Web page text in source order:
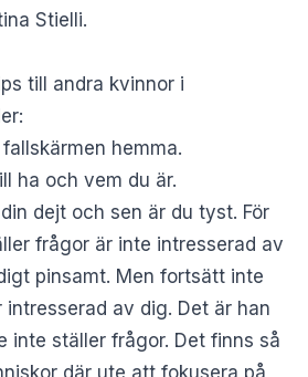
Stielli.
till andra kvinnor i
hemma.
ha och vem du är.
dejt och sen är du tyst. För
frågor är inte intresserad av
pinsamt. Men fortsätt inte
av dig. Det är han
inte ställer frågor. Det finns så
där ute att fokusera på